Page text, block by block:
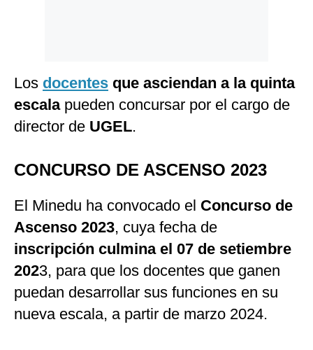
Los docentes que asciendan a la quinta
escala pueden concursar por el cargo de
director de UGEL.
CONCURSO DE ASCENSO 2023
El Minedu ha convocado el Concurso de
Ascenso 2023, cuya fecha de
inscripción culmina el 07 de setiembre
2023, para que los docentes que ganen
puedan desarrollar sus funciones en su
nueva escala, a partir de marzo 2024.